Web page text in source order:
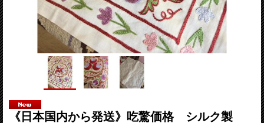
《日本国内から発送》吃驚価格 シルク製